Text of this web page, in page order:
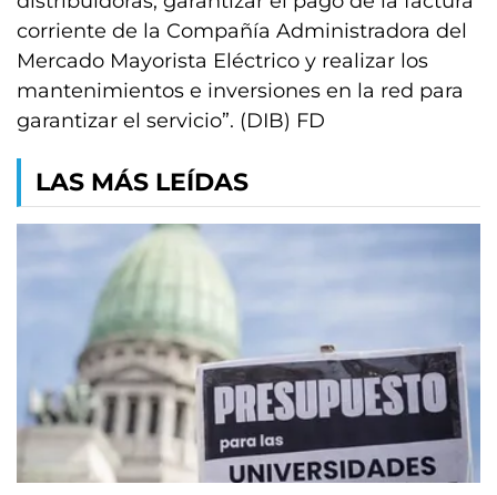
corriente de la Compañía Administradora del
Mercado Mayorista Eléctrico y realizar los
mantenimientos e inversiones en la red para
garantizar el servicio”. (DIB) FD
LAS MÁS LEÍDAS